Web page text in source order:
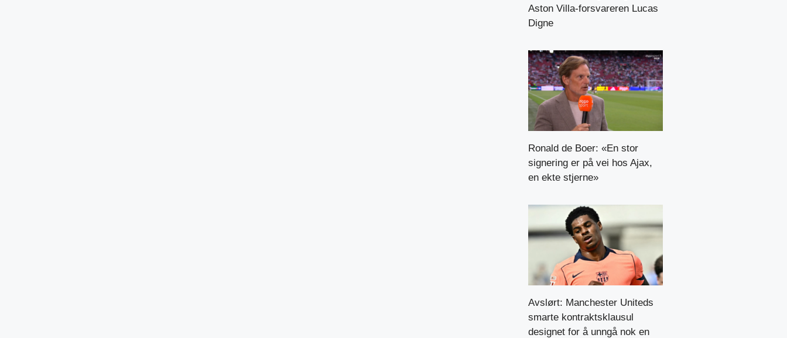
Aston Villa-forsvareren Lucas
Digne
Ronald de Boer: «En stor
signering er på vei hos Ajax,
en ekte stjerne»
Avslørt: Manchester Uniteds
smarte kontraktsklausul
designet for å unngå nok en